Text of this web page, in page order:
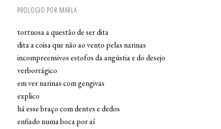
PROLOGIO POR MARLA
tortuosa a questão de ser dita
dita a coisa que não ao vento pelas narinas
incompreensivos estofos da angústia e do desejo
verborrágico
em ver narinas com gengivas
explico
há esse braço com dentes e dedos
enfiado numa boca por aí